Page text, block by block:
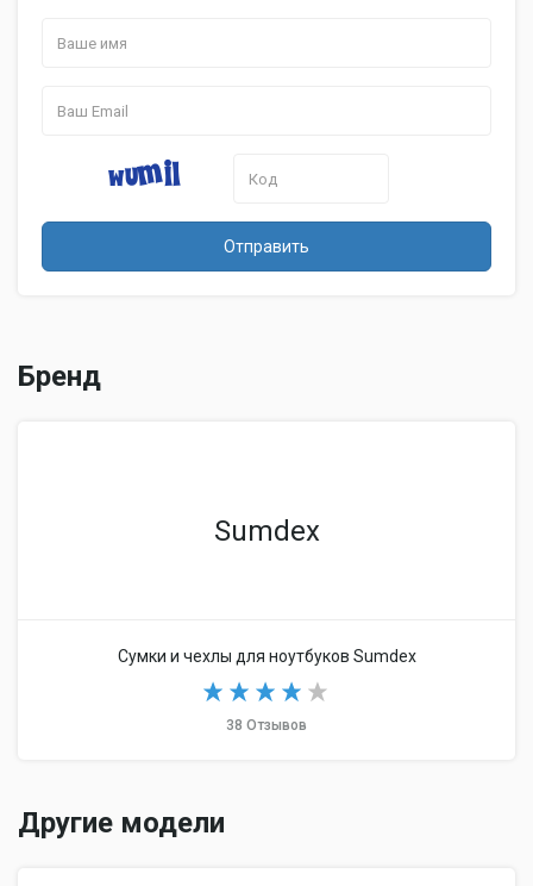
Отправить
Бренд
Sumdex
Сумки и чехлы для ноутбуков Sumdex
38 Отзывов
Другие модели